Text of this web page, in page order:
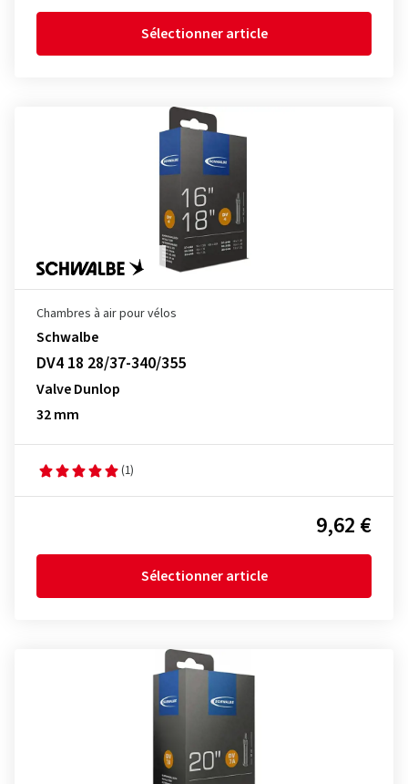
Sélectionner article
Chambres à air pour vélos
Schwalbe
DV4 18 28/37-340/355
Valve Dunlop
32 mm
(1)
9,62 €
Sélectionner article